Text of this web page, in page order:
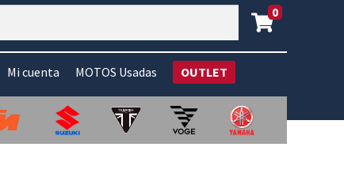
0
Mi cuenta MOTOS Usadas OUTLET